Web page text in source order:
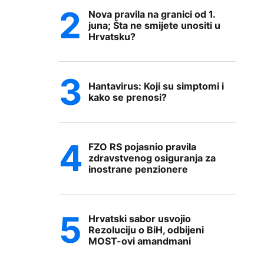
Nova pravila na granici od 1.
juna; Šta ne smijete unositi u
Hrvatsku?
Hantavirus: Koji su simptomi i
kako se prenosi?
FZO RS pojasnio pravila
zdravstvenog osiguranja za
inostrane penzionere
Hrvatski sabor usvojio
Rezoluciju o BiH, odbijeni
MOST-ovi amandmani